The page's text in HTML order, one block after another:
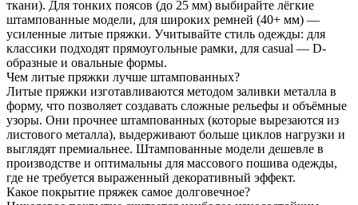
ткани). Для тонких поясов (до 25 мм) выбирайте лёгкие
штампованные модели, для широких ремней (40+ мм) —
усиленные литые пряжки. Учитывайте стиль одежды: для
классики подходят прямоугольные рамки, для casual — D-
образные и овальные формы.
Чем литые пряжки лучше штампованных?
Литые пряжки изготавливаются методом заливки металла в
форму, что позволяет создавать сложные рельефы и объёмные
узоры. Они прочнее штампованных (которые вырезаются из
листового металла), выдерживают больше циклов нагрузки и
выглядят премиальнее. Штампованные модели дешевле в
производстве и оптимальны для массового пошива одежды,
где не требуется выраженный декоративный эффект.
Какое покрытие пряжек самое долговечное?